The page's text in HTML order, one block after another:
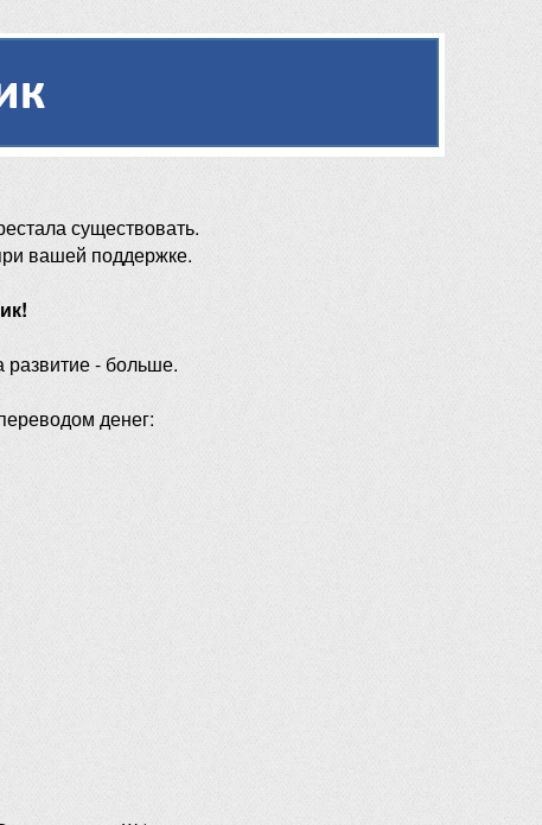
существовать.
вашей поддержке.
развитие - больше.
денег: